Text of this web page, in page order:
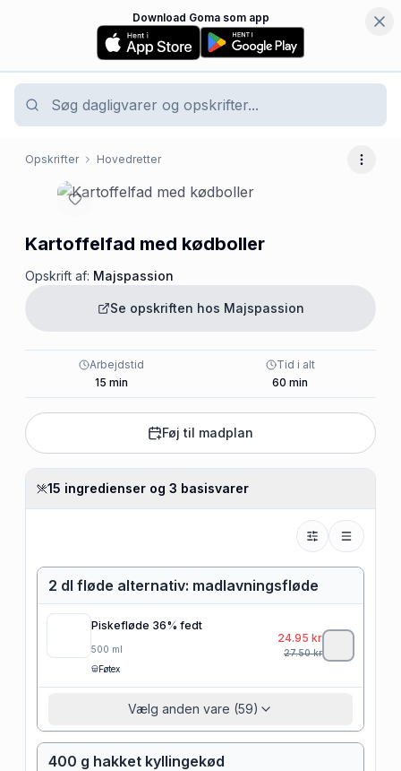
Download Goma som app
Opskrifter Hovedretter Flere
Kartoffelfad med kødboller
Opskrift af: Majspassion
Se opskriften hos Majspassion
Arbejdstid
15 min
Tid i alt
60 min
Føj til madplan
15 ingredienser og 3 basisvarer
2 dl fløde alternativ: madlavningsfløde
Piskefløde 36% fedt
500 ml
Føtex
24.95 kr
27.50kr
Vælg anden vare (59)
400 g hakket kyllingekød